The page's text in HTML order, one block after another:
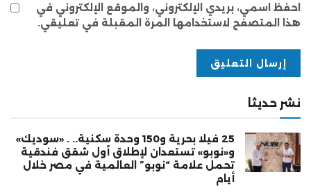
احفظ اسمي، بريدي الإلكتروني، والموقع الإلكتروني في
هذا المتصفح لاستخدامها المرة المقبلة في تعليقي.
نشر حديثا
25 فيلا بحرية و150 وحدة سكنية.. . «سوديك»
و«نوبو» تستعدان لإطلاق أول شقق فندقية
تحمل علامة “نوبو” العالمية في مصر خلال
أيام